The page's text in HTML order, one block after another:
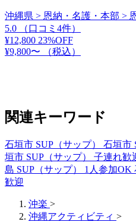
沖縄県 > 恩納・名護・本部 >
5.0
（口コミ4件）
¥12,800 23%OFF
¥9,800〜
（税込）
関連キーワード
石垣市 SUP（サップ） 石垣市
垣市 SUP（サップ） 子連れ歓
島 SUP（サップ） 1人参加OK
歓迎
沖楽 >
沖縄アクティビティ >